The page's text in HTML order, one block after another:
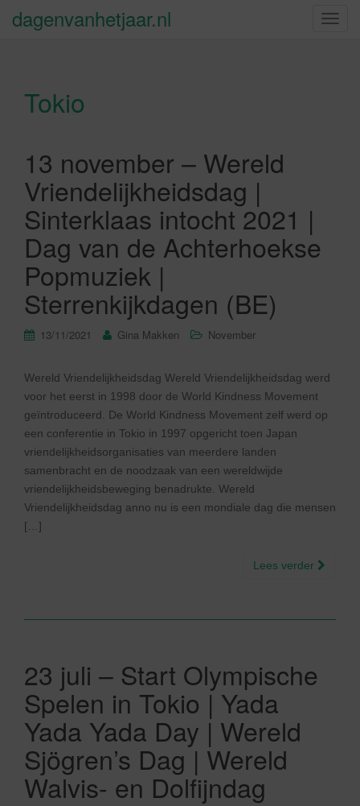
S
dagenvanhetjaar.nl
Tokio
13 november – Wereld
Vriendelijkheidsdag |
Sinterklaas intocht 2021 |
Dag van de Achterhoekse
Popmuziek |
Sterrenkijkdagen (BE)
13/11/2021 Gina Makken November
Wereld Vriendelijkheidsdag Wereld Vriendelijkheidsdag werd
voor het eerst in 1998 door de World Kindness Movement
geïntroduceerd. De World Kindness Movement zelf werd op
een conferentie in Tokio in 1997 opgericht toen Japan
vriendelijkheidsorganisaties van meerdere landen
samenbracht en de noodzaak van een wereldwijde
vriendelijkheidsbeweging benadrukte. Wereld
Vriendelijkheidsdag anno nu is een mondiale dag die mensen
[…]
Lees verder
23 juli – Start Olympische
Spelen in Tokio | Yada
Yada Yada Day | Wereld
Sjögren’s Dag | Wereld
Walvis- en Dolfijndag